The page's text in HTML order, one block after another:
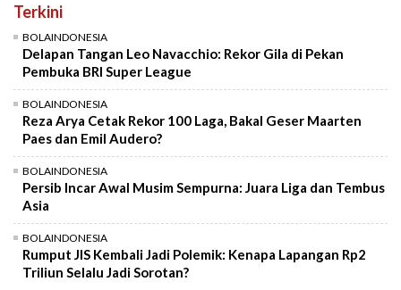
Terkini
BOLAINDONESIA
Delapan Tangan Leo Navacchio: Rekor Gila di Pekan
Pembuka BRI Super League
BOLAINDONESIA
Reza Arya Cetak Rekor 100 Laga, Bakal Geser Maarten
Paes dan Emil Audero?
BOLAINDONESIA
Persib Incar Awal Musim Sempurna: Juara Liga dan Tembus
Asia
BOLAINDONESIA
Rumput JIS Kembali Jadi Polemik: Kenapa Lapangan Rp2
Triliun Selalu Jadi Sorotan?